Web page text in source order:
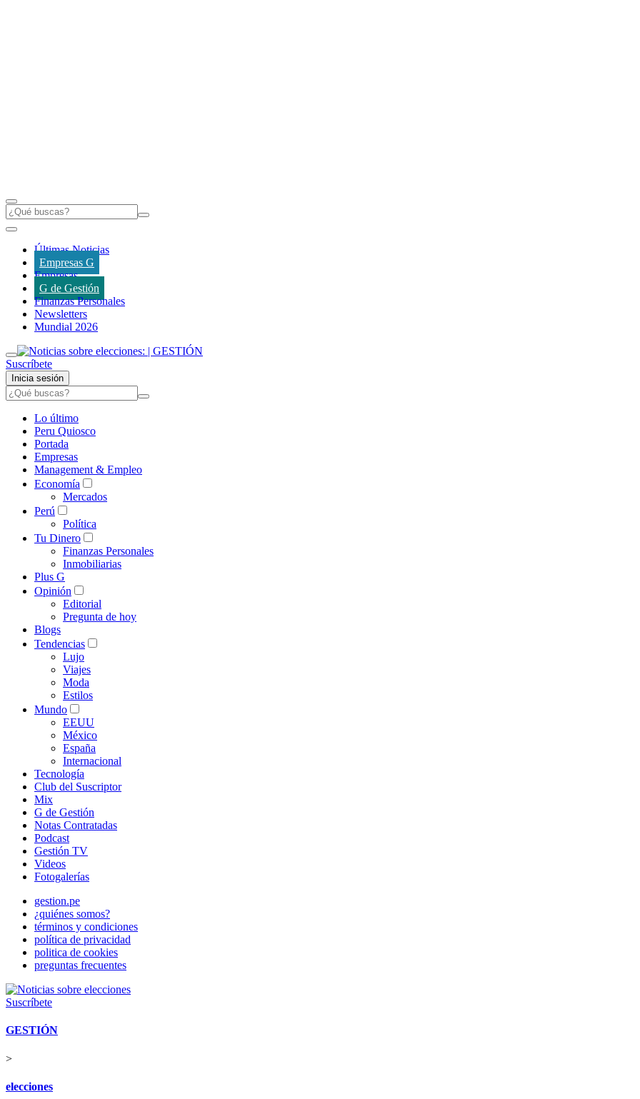
Últimas Noticias
Empresas G
Empresas
G de Gestión
Finanzas Personales
Newsletters
Mundial 2026
Suscríbete
Inicia sesión
Lo último
Peru Quiosco
Portada
Empresas
Management & Empleo
Economía
Mercados
Perú
Política
Tu Dinero
Finanzas Personales
Inmobiliarias
Plus G
Opinión
Editorial
Pregunta de hoy
Blogs
Tendencias
Lujo
Viajes
Moda
Estilos
Mundo
EEUU
México
España
Internacional
Tecnología
Club del Suscriptor
Mix
G de Gestión
Notas Contratadas
Podcast
Gestión TV
Videos
Fotogalerías
gestion.pe
¿quiénes somos?
términos y condiciones
política de privacidad
politica de cookies
preguntas frecuentes
Suscríbete
GESTIÓN
>
elecciones